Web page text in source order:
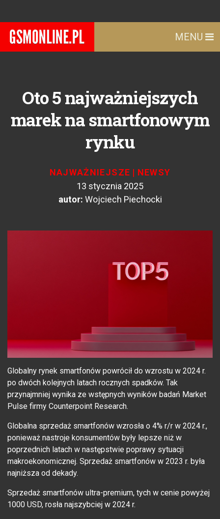
MENU
Oto 5 najważniejszych
marek na smartfonowym
rynku
NAJWAŻNIEJSZE | NEWSY
13 stycznia 2025
autor: Wojciech Piechocki
Globalny rynek smartfonów powrócił do wzrostu w 2024 r.
po dwóch kolejnych latach rocznych spadków. Tak
przynajmniej wynika ze wstępnych wyników badań Market
Pulse firmy Counterpoint Research.
Globalna sprzedaż smartfonów wzrosła o 4% r/r w 2024 r.,
ponieważ nastroje konsumentów były lepsze niż w
poprzednich latach w następstwie poprawy sytuacji
makroekonomicznej. Sprzedaż smartfonów w 2023 r. była
najniższa od dekady.
Sprzedaż smartfonów ultra-premium, tych w cenie powyżej
1000 USD, rosła najszybciej w 2024 r.